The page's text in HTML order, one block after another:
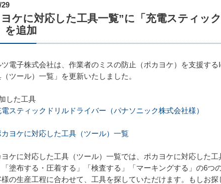
29
ケに対応した工具一覧”に「充電スティッ
を追加
電子株式会社は、作業者のミスの防止（ポカヨケ）を支援す
ツール）一覧」を更新いたしました。
した工具
電スティックドリルドライバー（パナソニック株式会社様）
カヨケに対応した工具（ツール）一覧
ヨケに対応した工具（ツール）一覧では、ポカヨケに対応した
「塗布する・圧着する」「検査する」「マーキングする」の6つ
様の生産工程に合わせて、工具を探していただけます。もしお